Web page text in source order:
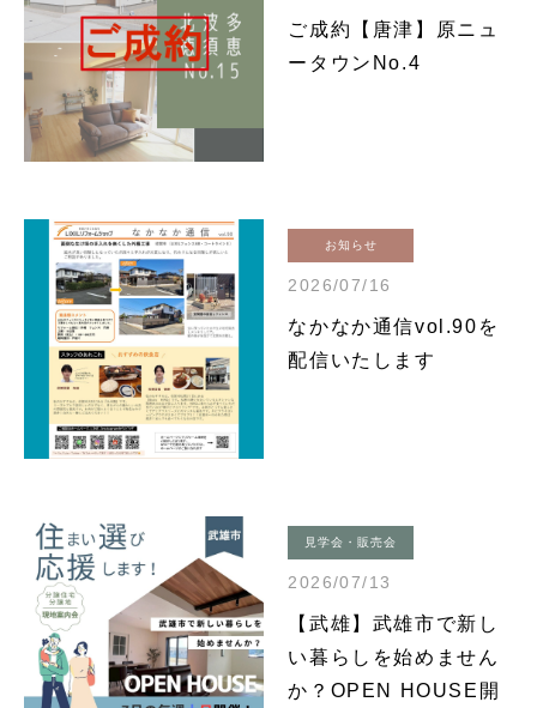
ご成約【唐津】原ニュ
ータウンNo.4
お知らせ
2026/07/16
なかなか通信vol.90を
配信いたします
見学会・販売会
2026/07/13
【武雄】武雄市で新し
い暮らしを始めません
か？OPEN HOUSE開